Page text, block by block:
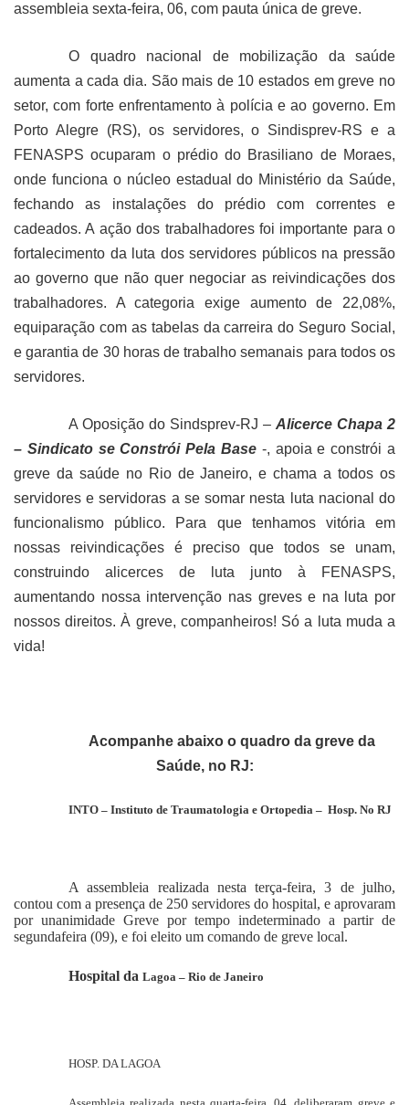
assembleia sexta-feira, 06, com pauta única de greve.
O quadro nacional de mobilização da saúde
aumenta a cada dia. São mais de 10 estados em greve no
setor, com forte enfrentamento à polícia e ao governo. Em
Porto Alegre (RS), os servidores, o Sindisprev-RS e a
FENASPS ocuparam o prédio do Brasiliano de Moraes,
onde funciona o núcleo estadual do Ministério da Saúde,
fechando as instalações do prédio com correntes e
cadeados. A ação dos trabalhadores foi importante para o
fortalecimento da luta dos servidores públicos na pressão
ao governo que não quer negociar as reivindicações dos
trabalhadores. A categoria exige aumento de 22,08%,
equiparação com as tabelas da carreira do Seguro Social,
e garantia de 30 horas de trabalho semanais para todos os
servidores.
A Oposição do Sindsprev-RJ – Alicerce Chapa 2
– Sindicato se Constrói Pela Base -, apoia e constrói a
greve da saúde no Rio de Janeiro, e chama a todos os
servidores e servidoras a se somar nesta luta nacional do
funcionalismo público. Para que tenhamos vitória em
nossas reivindicações é preciso que todos se unam,
construindo alicerces de luta junto à FENASPS,
aumentando nossa intervenção nas greves e na luta por
nossos direitos. À greve, companheiros! Só a luta muda a
vida!
Acompanhe abaixo o quadro da greve da
Saúde, no RJ:
INTO – Instituto de Traumatologia e Ortopedia – Hosp. No RJ
A assembleia realizada nesta terça-feira, 3 de julho,
contou com a presença de 250 servidores do hospital, e aprovaram
por unanimidade Greve por tempo indeterminado a partir de
segundafeira (09), e foi eleito um comando de greve local.
Hospital da Lagoa – Rio de Janeiro
HOSP. DA LAGOA